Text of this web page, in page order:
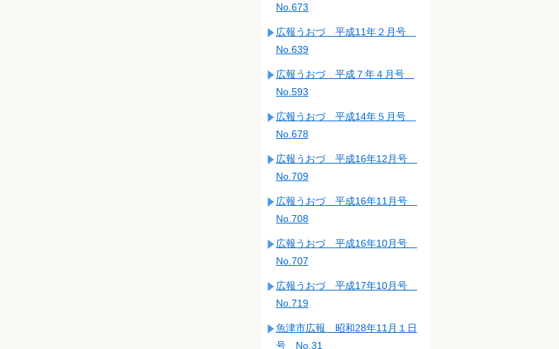
No.673
広報うおづ 平成11年２月号
No.639
広報うおづ 平成７年４月号
No.593
広報うおづ 平成14年５月号
No.678
広報うおづ 平成16年12月号
No.709
広報うおづ 平成16年11月号
No.708
広報うおづ 平成16年10月号
No.707
広報うおづ 平成17年10月号
No.719
魚津市広報 昭和28年11月１日
号 No.31